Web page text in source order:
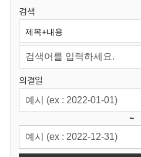
원
회
검색
의결일
~